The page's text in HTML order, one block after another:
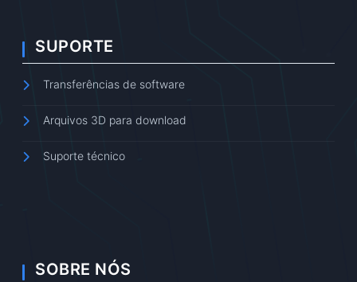
SUPORTE
Transferências de software
Arquivos 3D para download
Suporte técnico
SOBRE NÓS